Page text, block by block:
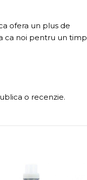
ofera un plus de
ca noi pentru un timp
o recenzie.